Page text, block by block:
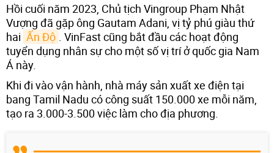
Hồi cuối năm 2023, Chủ tịch Vingroup Phạm Nhật
Vượng đã gặp ông Gautam Adani, vị tỷ phú giàu thứ
hai Ấn Độ . VinFast cũng bắt đầu các hoạt động
tuyển dụng nhân sự cho một số vị trí ở quốc gia Nam
Á này.
Khi đi vào vận hành, nhà máy sản xuất xe điện tại
bang Tamil Nadu có công suất 150.000 xe mỗi năm,
tạo ra 3.000-3.500 việc làm cho địa phương.